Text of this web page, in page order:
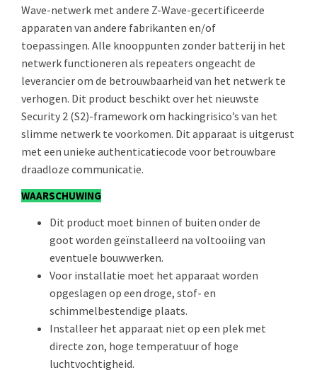
Wave-netwerk met andere Z-Wave-gecertificeerde
apparaten van andere fabrikanten en/of
toepassingen. Alle knooppunten zonder batterij in het
netwerk functioneren als repeaters ongeacht de
leverancier om de betrouwbaarheid van het netwerk te
verhogen. Dit product beschikt over het nieuwste
Security 2 (S2)-framework om hackingrisico’s van het
slimme netwerk te voorkomen. Dit apparaat is uitgerust
met een unieke authenticatiecode voor betrouwbare
draadloze communicatie.
WAARSCHUWING
Dit product moet binnen of buiten onder de
goot worden geïnstalleerd na voltooiing van
eventuele bouwwerken.
Voor installatie moet het apparaat worden
opgeslagen op een droge, stof- en
schimmelbestendige plaats.
Installeer het apparaat niet op een plek met
directe zon, hoge temperatuur of hoge
luchtvochtigheid.